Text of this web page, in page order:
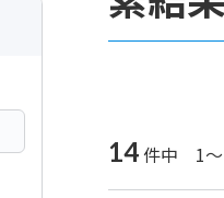
14件中 1～